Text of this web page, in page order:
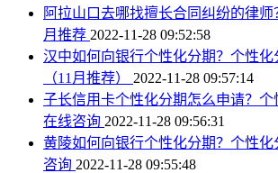
阿拉山口去哪找擅长合同纠纷的律师
月推荐 2022-11-28 09:52:58
汉中如何向银行个性化分期？个性化
（11月推荐） 2022-11-28 09:57:14
子长信用卡个性化分期怎么申请？
在线咨询 2022-11-28 09:56:31
黄陵如何向银行个性化分期？个性化
咨询 2022-11-28 09:55:48